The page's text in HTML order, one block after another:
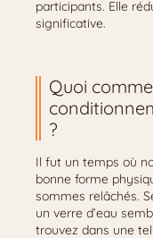
participants. Elle
significative.
Quoi
?
Il fut un temps où
bonne forme
sommes relâchés.
un verre d’eau
trouvez dans une